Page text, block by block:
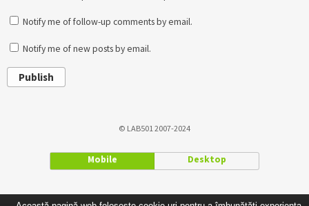
Notify me of follow-up comments by email.
Notify me of new posts by email.
Publish
© LAB501 2007-2024
Mobile Desktop